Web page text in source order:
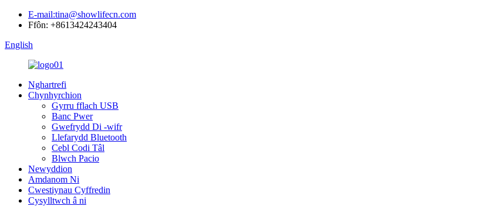
E-mail:tina@showlifecn.com
Ffôn: +8613424243404
English
Nghartrefi
Chynhyrchion
Gyrru fflach USB
Banc Pwer
Gwefrydd Di -wifr
Llefarydd Bluetooth
Cebl Codi Tâl
Blwch Pacio
Newyddion
Amdanom Ni
Cwestiynau Cyffredin
Cysylltwch â ni